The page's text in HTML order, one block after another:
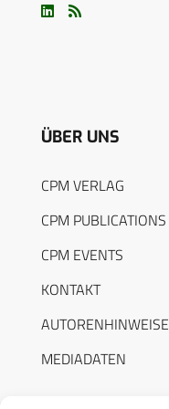
ÜBER UNS
CPM VERLAG
CPM PUBLICATIONS
CPM EVENTS
KONTAKT
AUTORENHINWEISE
MEDIADATEN